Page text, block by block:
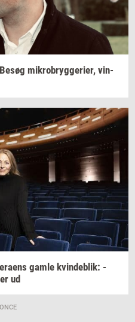
Besøg mi­kro­bryg­ge­ri­er, vin­
gamle kvin­de­blik: -
ud